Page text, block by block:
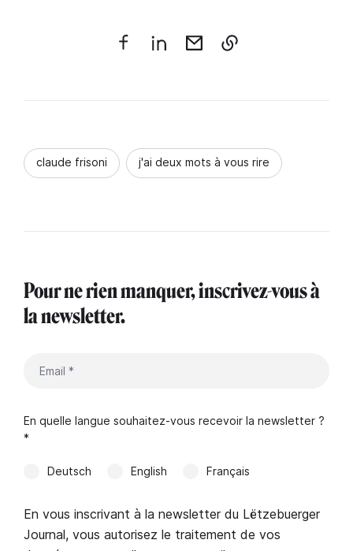
claude frisoni j'ai deux mots à vous rire
Pour ne rien manquer, inscrivez-vous à
la newsletter.
En quelle langue souhaitez-vous recevoir la newsletter ?
*
Deutsch English Français
En vous inscrivant à la newsletter du Lëtzebuerger
Journal, vous autorisez le traitement de vos